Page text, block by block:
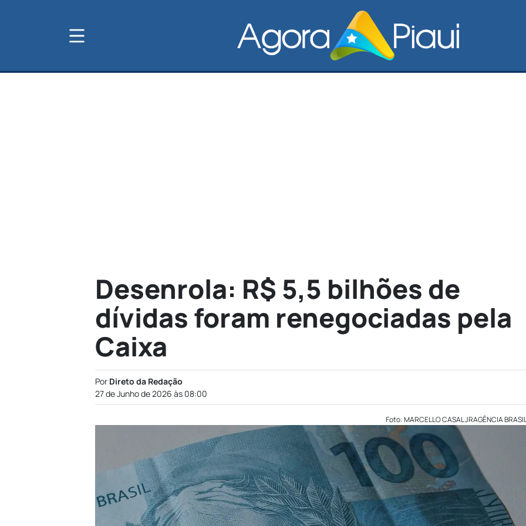
Desenrola: R$ 5,5 bilhões de
dívidas foram renegociadas pela
Caixa
Por Direto da Redação
27 de Junho de 2026 às 08:00
Foto: MARCELLO CASAL JRAGÊNCIA